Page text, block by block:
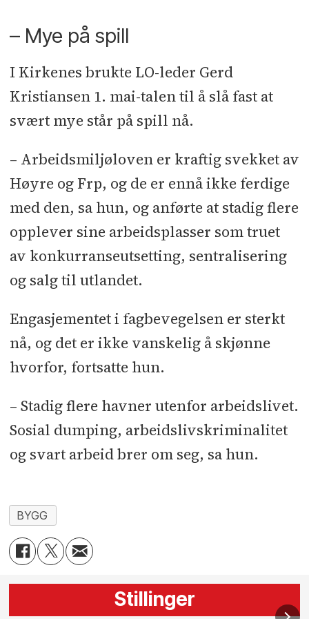
– Mye på spill
I Kirkenes brukte LO-leder Gerd
Kristiansen 1. mai-talen til å slå fast at
svært mye står på spill nå.
– Arbeidsmiljøloven er kraftig svekket av
Høyre og Frp, og de er ennå ikke ferdige
med den, sa hun, og anførte at stadig flere
opplever sine arbeidsplasser som truet
av konkurranseutsetting, sentralisering
og salg til utlandet.
Engasjementet i fagbevegelsen er sterkt
nå, og det er ikke vanskelig å skjønne
hvorfor, fortsatte hun.
– Stadig flere havner utenfor arbeidslivet.
Sosial dumping, arbeidslivskriminalitet
og svart arbeid brer om seg, sa hun.
BYGG
Stillinger